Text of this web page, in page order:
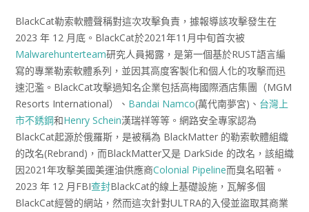
BlackCat勒索軟體聲稱對這次攻擊負責，據報導該攻擊發生在
2023 年 12 月底。BlackCat於2021年11月中旬首次被
Malwarehunterteam研究人員揭露，是第一個基於RUST語言編
寫的專業勒索軟體系列，並因其高度客製化和個人化的攻擊而迅
速氾濫。BlackCat攻擊過知名企業包括高梅國際酒店集團（MGM
Resorts International）、 Bandai Namco(萬代南夢宮)、 台灣上
市不銹鋼和Henry Schein漢瑞祥等等。網路安全專家認為
BlackCat起源於俄羅斯，是被稱為 BlackMatter 的勒索軟體組織
的改名(Rebrand)，而BlackMatter又是 DarkSide 的改名，該組織
因2021年攻擊美國美運油供應商Colonial Pipeline而臭名昭著。
2023 年 12 月FBI查封BlackCat的線上基礎設施，瓦解多個
BlackCat經營的網站，然而這次針對ULTRA的入侵並盜取其商業